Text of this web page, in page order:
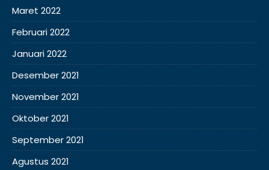
Maret 2022
Februari 2022
Januari 2022
Desember 2021
November 2021
Oktober 2021
September 2021
Agustus 2021